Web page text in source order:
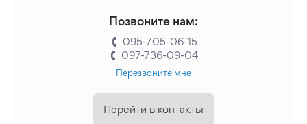
Позвоните нам:
095-705-06-15
097-736-09-04
Перезвоните мне
Перейти в контакты